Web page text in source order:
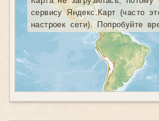
сервису Яндекс.Карт (часто
настроек сети). Попробуйте